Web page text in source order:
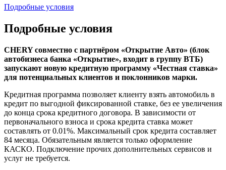
Подробные условия
Подробные условия
CHERY совместно c партнёром «Открытие Авто» (блок
автобизнеса банка «Открытие», входит в группу ВТБ)
запускают новую кредитную программу «Честная ставка»
для потенциальных клиентов и поклонников марки.
Кредитная программа позволяет клиенту взять автомобиль в
кредит по выгодной фиксированной ставке, без ее увеличения
до конца срока кредитного договора. В зависимости от
первоначального взноса и срока кредита ставка может
составлять от 0.01%. Максимальный срок кредита составляет
84 месяца. Обязательным является только оформление
КАСКО. Подключение прочих дополнительных сервисов и
услуг не требуется.